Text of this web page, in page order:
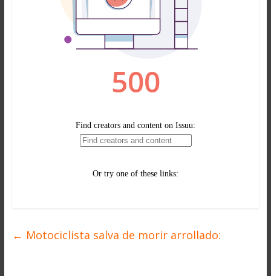
← Motociclista salva de morir arrollado: